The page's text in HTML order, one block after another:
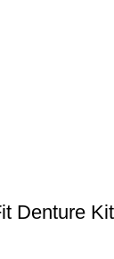
Denture Kit